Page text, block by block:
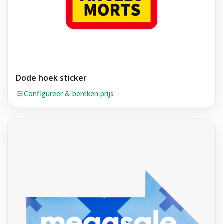
Dode hoek sticker
Configureer & bereken prijs